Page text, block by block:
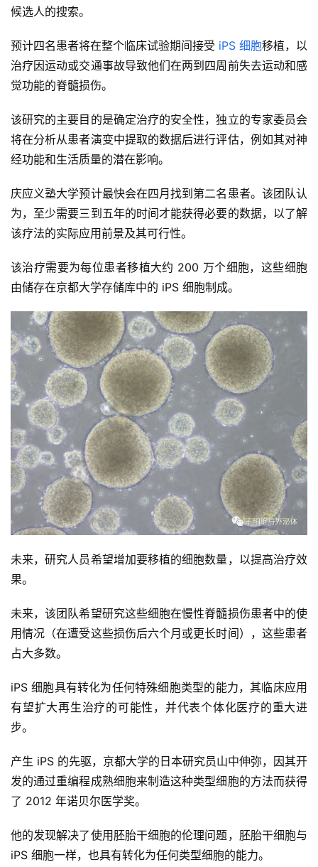
首
页
行
业
讯
生
医
学
临
候选人的搜索。
预计四名患者将在整个临床试验期间接受 iPS 细胞移植，以
治疗因运动或交通事故导致他们在两到四周前失去运动和感
觉功能的脊髓损伤。
该研究的主要目的是确定治疗的安全性，独立的专家委员会
将在分析从患者演变中提取的数据后进行评估，例如其对神
经功能和生活质量的潜在影响。
庆应义塾大学预计最快会在四月找到第二名患者。该团队认
为，至少需要三到五年的时间才能获得必要的数据，以了解
该疗法的实际应用前景及其可行性。
该治疗需要为每位患者移植大约 200 万个细胞，这些细胞
由储存在京都大学存储库中的 iPS 细胞制成。
未来，研究人员希望增加要移植的细胞数量，以提高治疗效
果。
未来，该团队希望研究这些细胞在慢性脊髓损伤患者中的使
用情况（在遭受这些损伤后六个月或更长时间），这些患者
占大多数。
iPS 细胞具有转化为任何特殊细胞类型的能力，其临床应用
有望扩大再生治疗的可能性，并代表个体化医疗的重大进
步。
产生 iPS 的先驱，京都大学的日本研究员山中伸弥，因其开
发的通过重编程成熟细胞来制造这种类型细胞的方法而获得
了 2012 年诺贝尔医学奖。
他的发现解决了使用胚胎干细胞的伦理问题，胚胎干细胞与
iPS 细胞一样，也具有转化为任何类型细胞的能力。